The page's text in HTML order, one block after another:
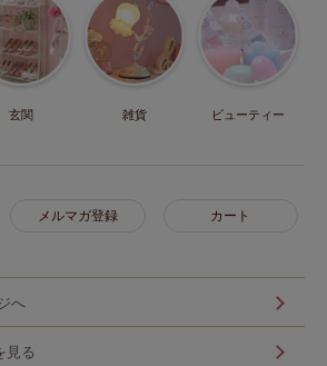
玄関 雑貨 ビューティー
メルマガ登録 カート
へ
見る